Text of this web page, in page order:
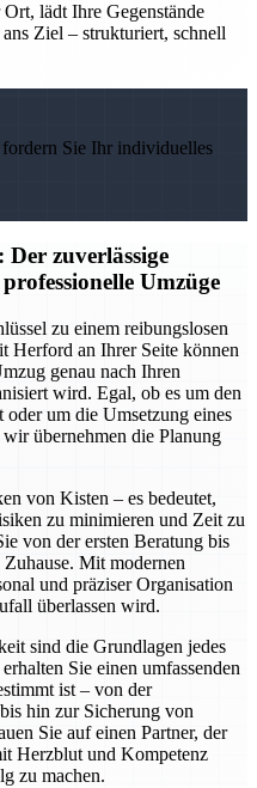
lädt Ihre Gegenstände
Ziel – strukturiert, schnell
Sie Ihr individuelles
zuverlässige
Umzüge
zu einem reibungslosen
Herford an Ihrer Seite können
genau nach Ihren
wird. Egal, ob es um den
um die Umsetzung eines
übernehmen die Planung
von Kisten – es bedeutet,
zu minimieren und Zeit zu
von der ersten Beratung bis
Mit modernen
und präziser Organisation
überlassen wird.
sind die Grundlagen jedes
Sie einen umfassenden
ist – von der
hin zur Sicherung von
Sie auf einen Partner, der
Herzblut und Kompetenz
zu machen.